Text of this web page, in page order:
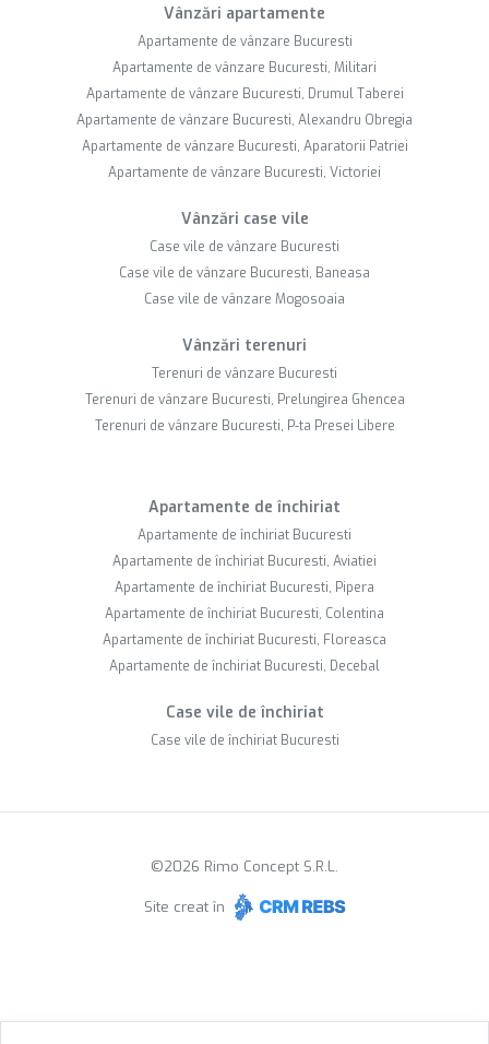
Vânzări apartamente
Apartamente de vânzare Bucuresti
Apartamente de vânzare Bucuresti, Militari
Apartamente de vânzare Bucuresti, Drumul Taberei
Apartamente de vânzare Bucuresti, Alexandru Obregia
Apartamente de vânzare Bucuresti, Aparatorii Patriei
Apartamente de vânzare Bucuresti, Victoriei
Vânzări case vile
Case vile de vânzare Bucuresti
Case vile de vânzare Bucuresti, Baneasa
Case vile de vânzare Mogosoaia
Vânzări terenuri
Terenuri de vânzare Bucuresti
Terenuri de vânzare Bucuresti, Prelungirea Ghencea
Terenuri de vânzare Bucuresti, P-ta Presei Libere
Apartamente de închiriat
Apartamente de închiriat Bucuresti
Apartamente de închiriat Bucuresti, Aviatiei
Apartamente de închiriat Bucuresti, Pipera
Apartamente de închiriat Bucuresti, Colentina
Apartamente de închiriat Bucuresti, Floreasca
Apartamente de închiriat Bucuresti, Decebal
Case vile de închiriat
Case vile de închiriat Bucuresti
©2026 Rimo Concept S.R.L.
Site creat în